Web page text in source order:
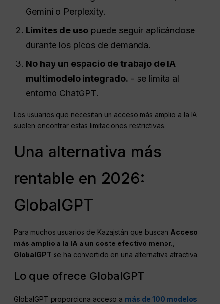
Gemini o Perplexity.
Límites de uso puede seguir aplicándose
durante los picos de demanda.
No hay un espacio de trabajo de IA
multimodelo integrado. - se limita al
entorno ChatGPT.
Los usuarios que necesitan un acceso más amplio a la IA
suelen encontrar estas limitaciones restrictivas.
Una alternativa más
rentable en 2026:
GlobalGPT
Para muchos usuarios de Kazajstán que buscan Acceso
más amplio a la IA a un coste efectivo menor.
GlobalGPT se ha convertido en una alternativa atractiva.
Lo que ofrece GlobalGPT
GlobalGPT proporciona acceso a más de 100 modelos